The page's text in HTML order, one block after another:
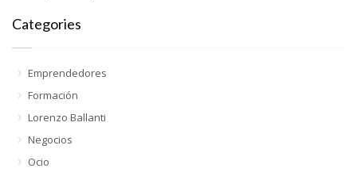
Categories
Emprendedores
Formación
Lorenzo Ballanti
Negocios
Ocio